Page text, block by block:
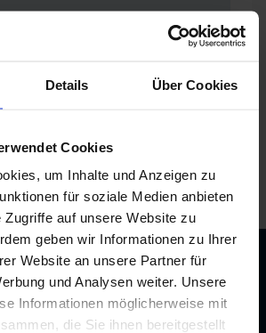
Details Über Cookies
Cookies
um Inhalte und Anzeigen zu
für soziale Medien anbieten
Zugriffe auf unsere Website zu
geben wir Informationen zu Ihrer
Website an unsere Partner für
und Analysen weiter. Unsere
Informationen möglicherweise mit
die Sie ihnen bereitgestellt
/ Alisa / Kabinen und Deckplan
Kreuzfahrtexperten